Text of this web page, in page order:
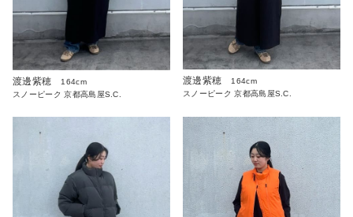
渡邊紫穂
164cm
スノーピーク 京都高島屋S.C.
渡邊紫穂
164cm
スノーピーク 京都高島屋S.C.